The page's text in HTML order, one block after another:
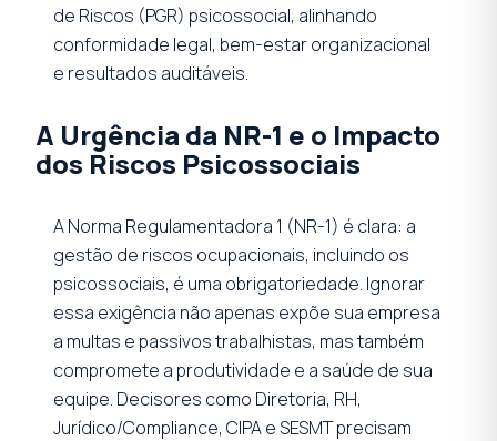
de Riscos (PGR) psicossocial, alinhando
conformidade legal, bem-estar organizacional
e resultados auditáveis.
A Urgência da NR-1 e o Impacto
dos Riscos Psicossociais
A Norma Regulamentadora 1 (NR-1) é clara: a
gestão de riscos ocupacionais, incluindo os
psicossociais, é uma obrigatoriedade. Ignorar
essa exigência não apenas expõe sua empresa
a multas e passivos trabalhistas, mas também
compromete a produtividade e a saúde de sua
equipe. Decisores como Diretoria, RH,
Jurídico/Compliance, CIPA e SESMT precisam